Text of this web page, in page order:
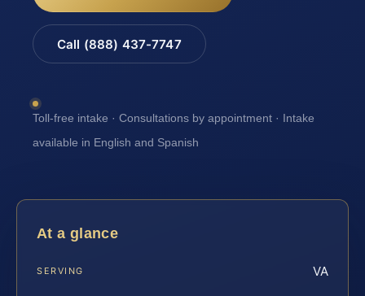
Call (888) 437-7747
Toll-free intake · Consultations by appointment · Intake
available in English and Spanish
At a glance
SERVING VA